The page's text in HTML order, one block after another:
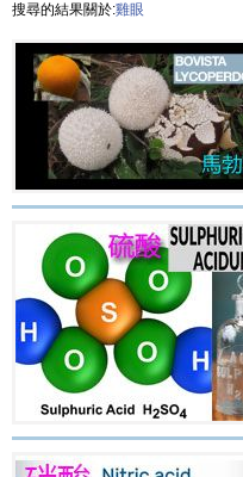
搜尋的結果關於:雞眼